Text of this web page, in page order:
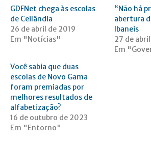
GDFNet chega às escolas
de Ceilândia
26 de abril de 2019
Em "Notícias"
“Não há
abertura
Ibaneis
27 de
Em
Você sabia que duas
escolas de Novo Gama
foram premiadas por
melhores resultados de
alfabetização?
16 de outubro de 2023
Em "Entorno"